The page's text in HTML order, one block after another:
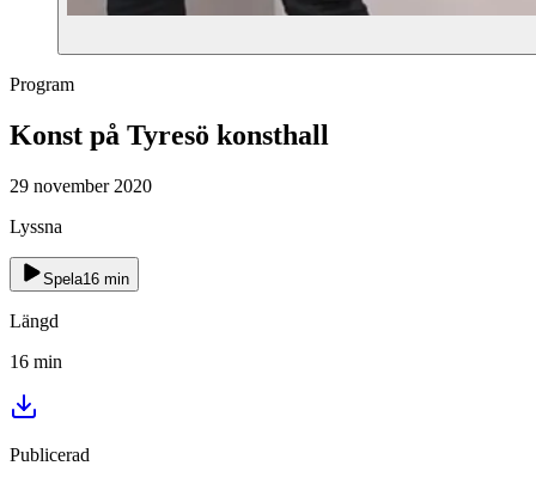
Program
Konst på Tyresö konsthall
29 november 2020
Lyssna
Spela16 min
Längd
16 min
Publicerad